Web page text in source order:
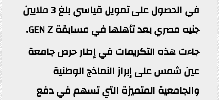
في الحصول على تمويل قياسي بلغ 3 ملايين
جنيه مصري بعد تأهلها في مسابقة GEN Z.
جاءت هذه التكريمات في إطار حرص جامعة
عين شمس على إبراز النماذج الوطنية
والجامعية المتميزة التي تسهم في دفع